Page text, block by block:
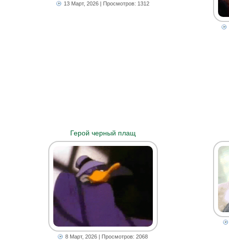
13 Март, 2026 | Просмотров: 1312
Герой черный плащ
8 Март, 2026 | Просмотров: 2068